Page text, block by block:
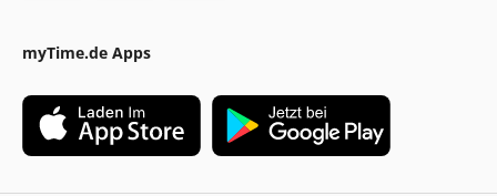
myTime.de Apps